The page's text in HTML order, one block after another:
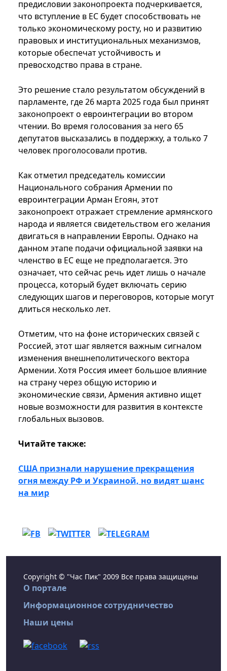
предисловии законопроекта подчеркивается,
что вступление в ЕС будет способствовать не
только экономическому росту, но и развитию
правовых и институциональных механизмов,
которые обеспечат устойчивость и
превосходство права в стране.
Это решение стало результатом обсуждений в
парламенте, где 26 марта 2025 года был принят
законопроект о евроинтеграции во втором
чтении. Во время голосования за него 65
депутатов высказались в поддержку, а только 7
человек проголосовали против.
Как отметил председатель комиссии
Национального собрания Армении по
евроинтеграции Арман Егоян, этот
законопроект отражает стремление армянского
народа и является свидетельством его желания
двигаться в направлении Европы. Однако на
данном этапе подачи официальной заявки на
членство в ЕС еще не предполагается. Это
означает, что сейчас речь идет лишь о начале
процесса, который будет включать серию
следующих шагов и переговоров, которые могут
длиться несколько лет.
Отметим, что на фоне исторических связей с
Россией, этот шаг является важным сигналом
изменения внешнеполитического вектора
Армении. Хотя Россия имеет большое влияние
на страну через общую историю и
экономические связи, Армения активно ищет
новые возможности для развития в контексте
глобальных вызовов.
Читайте также:
США признали нарушение прекращения
огня между РФ и Украиной, но видят шанс
на мир
Copyright © "Час Пик" 2009 Все права защищены
О портале
Информационное сотрудничество
Наши цены